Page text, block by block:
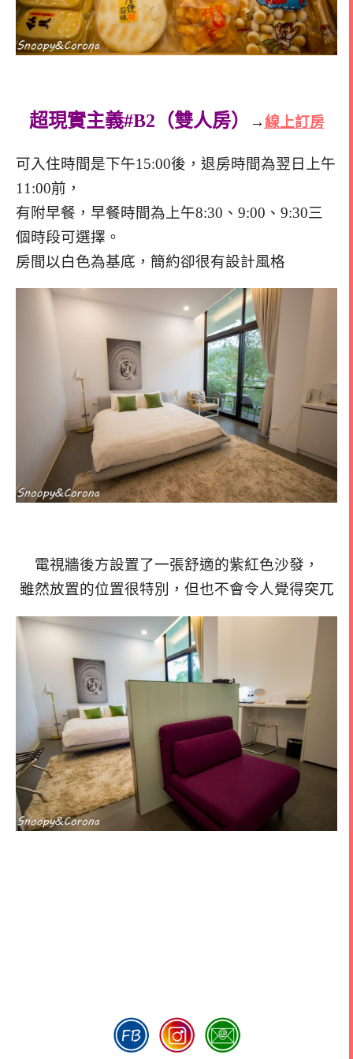
超現實主義#B2（雙人房） →線上訂房
可入住時間是下午15:00後，退房時間為翌日上午
11:00前，
有附早餐，早餐時間為上午8:30、9:00、9:30三
個時段可選擇。
房間以白色為基底，簡約卻很有設計風格
電視牆後方設置了一張舒適的紫紅色沙發，
雖然放置的位置很特別，但也不會令人覺得突兀